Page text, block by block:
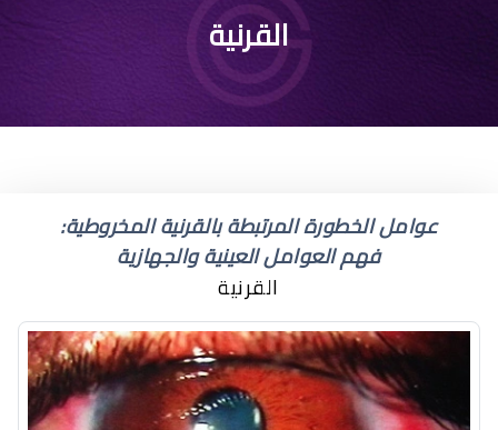
إزالة غرز القرنية
القرنية
عوامل الخطورة المرتبطة بالقرنية المخروطية:
فهم العوامل العينية والجهازية
القرنية